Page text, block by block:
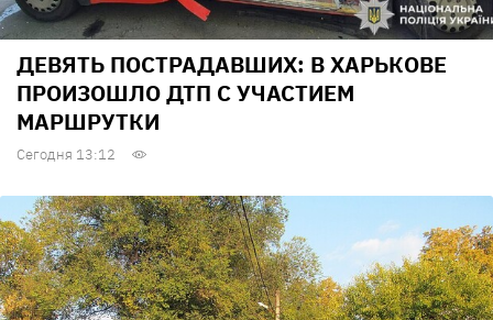
ДЕВЯТЬ ПОСТРАДАВШИХ: В ХАРЬКОВЕ
ПРОИЗОШЛО ДТП С УЧАСТИЕМ
МАРШРУТКИ
Сегодня 13:12